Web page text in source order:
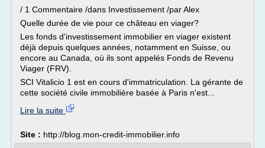
/ 1 Commentaire /dans Investissement /par Alex
Quelle durée de vie pour ce château en viager?
Les fonds d'investissement immobilier en viager existent
déjà depuis quelques années, notamment en Suisse, ou
encore au Canada, où ils sont appelés Fonds de Revenu
Viager (FRV).
SCI Vitalicio 1 est en cours d'immatriculation. La gérante de
cette société civile immobilière basée à Paris n'est...
Lire la suite
Site : http://blog.mon-credit-immobilier.info